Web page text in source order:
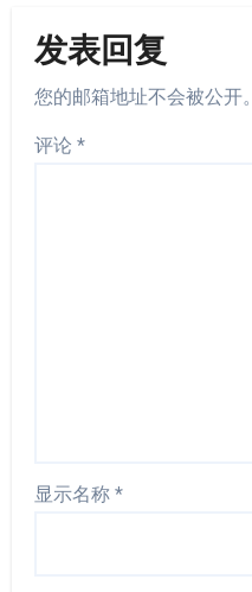
发表回复
您的邮箱地址不会被公开。
评论 *
显示名称 *